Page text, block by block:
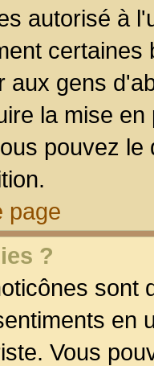
autorisé à
aux gens
la mise
pouvez
page
?
sont
en
Vous